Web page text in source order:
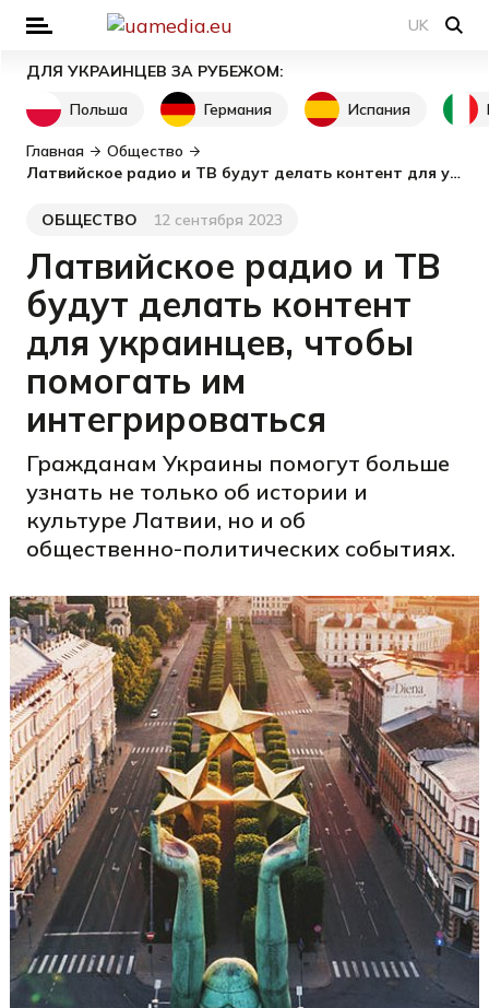
UK
ДЛЯ УКРАИНЦЕВ ЗА РУБЕЖОМ:
Польша
Германия Испания
Главная
Общество
Латвийское радио и ТВ будут делать контент для украинцев, чтобы помогать им интегрироваться
Категория
ОБЩЕСТВО
Дата публикации12 сентября 2023
Латвийское радио и ТВ
будут делать контент
для украинцев, чтобы
помогать им
интегрироваться
Гражданам Украины помогут больше
узнать не только об истории и
культуре Латвии, но и об
общественно-политических событиях.